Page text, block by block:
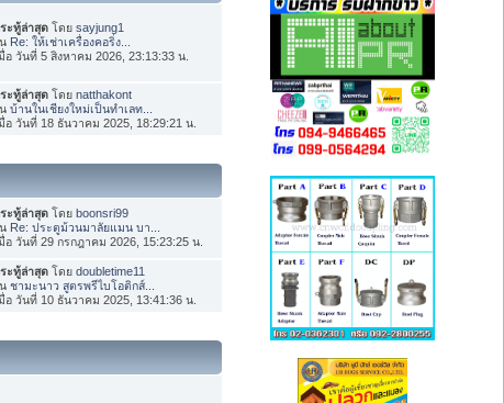
ะทู้ล่าสุด โดยsayjung1
Re: ให้เช่าเครื่องคอริ่ง...
อ วันที่ 5 สิงหาคม 2026, 23:13:33 น.
ะทู้ล่าสุด โดยnatthakont
นบ้านในเชียงใหม่เป็นทำเลท...
อ วันที่ 18 ธันวาคม 2025, 18:29:21 น.
ะทู้ล่าสุด โดยboonsri99
Re: ประตูม้วนมาลัยแมน บา...
อ วันที่ 29 กรกฎาคม 2026, 15:23:25 น.
ะทู้ล่าสุด โดยdoubletime11
นชามะนาว สูตรพรีไบโอติกส์...
อ วันที่ 10 ธันวาคม 2025, 13:41:36 น.